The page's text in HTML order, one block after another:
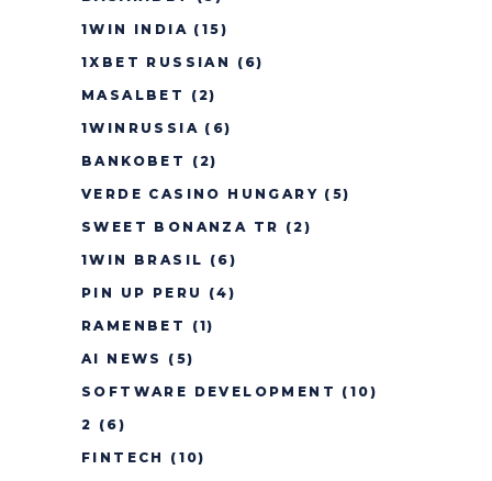
1WIN INDIA (15)
1XBET RUSSIAN
(6)
MASALBET
(2)
1WINRUSSIA (6)
BANKOBET
(2)
VERDE CASINO HUNGARY (5)
SWEET BONANZA TR (2)
1WIN BRASIL (6)
PIN UP PERU
(4)
RAMENBET
(1)
AI NEWS
(5)
SOFTWARE DEVELOPMENT (10)
2 (6)
FINTECH
(10)